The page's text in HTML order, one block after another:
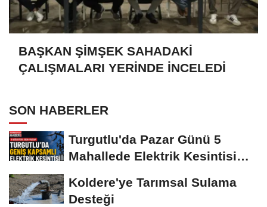
BAŞKAN ŞİMŞEK SAHADAKİ
ÇALIŞMALARI YERİNDE İNCELEDİ
SON HABERLER
Turgutlu'da Pazar Günü 5
Mahallede Elektrik Kesintisi
Koldere'ye Tarımsal Sulama
Desteği